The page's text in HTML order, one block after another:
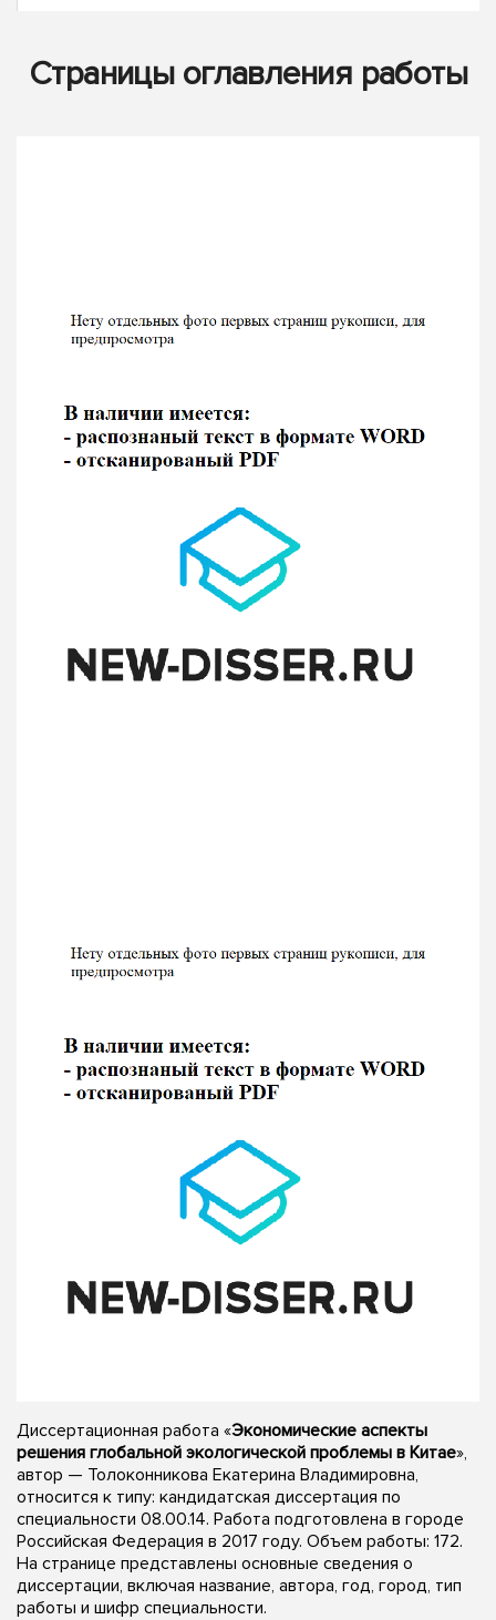
Страницы оглавления работы
Диссертационная работа «Экономические аспекты
решения глобальной экологической проблемы в Китае»,
автор — Толоконникова Екатерина Владимировна,
относится к типу: кандидатская диссертация по
специальности 08.00.14. Работа подготовлена в городе
Российская Федерация в 2017 году. Объем работы: 172.
На странице представлены основные сведения о
диссертации, включая название, автора, год, город, тип
работы и шифр специальности.